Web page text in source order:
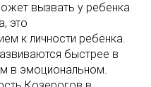
вызвать у ребенка
это
к личности ребенка.
быстрее в
в эмоциональном.